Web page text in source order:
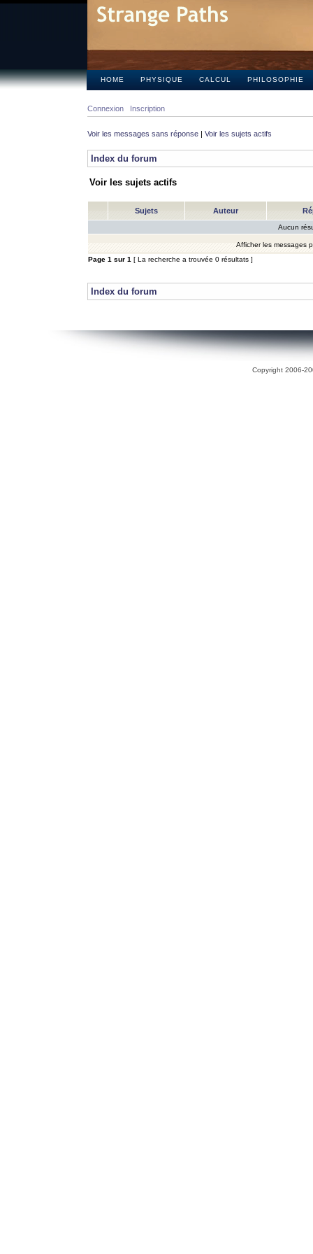
HOME PHYSIQUE CALCUL PHILOSOPHIE
Connexion Inscription
Voir les messages sans réponse | Voir les sujets actifs
Index du forum
Voir les sujets actifs
Sujets Auteur
Aucun
Afficher les messages
Page 1 sur 1 [ La recherche a trouvée 0 résultats ]
Index du forum
Copyright 2006-